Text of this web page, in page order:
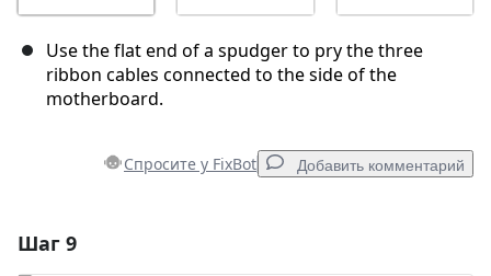
Use the flat end of a spudger to pry the three
ribbon cables connected to the side of the
motherboard.
Спросите у FixBot Добавить комментарий
Шаг 9